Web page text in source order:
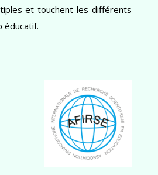
et touchent les différents
éducatif.